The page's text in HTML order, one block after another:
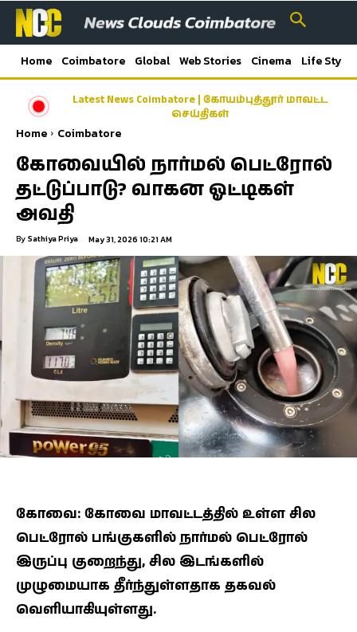
Home Coimbatore Global Web Stories Cinema Life Style
Latest News Coimbatore | கோயம்புத்தூர் மாவட்ட
செய்திகள்
Home Coimbatore
கோவையில் நார்மல் பெட்ரோல்
தட்டுப்பாடு? வாகன ஓட்டிகள்
அவதி
By Sathiya Priya May 31, 2026 10:21 AM
கோவை: கோவை மாவட்டத்தில் உள்ள சில
பெட்ரோல் பங்குகளில் நார்மல் பெட்ரோல்
இருப்பு குறைந்து, சில இடங்களில்
முழுமையாக தீர்ந்துள்ளதாக தகவல்
வெளியாகியுள்ளது.